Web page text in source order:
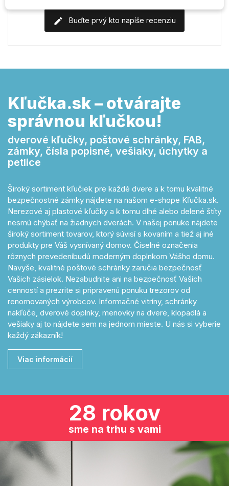
Buďte prvý kto napíše recenziu
Kľučka.sk – otvárajte
správnou kľučkou!
dverové kľučky, poštové schránky, FAB,
zámky, čísla popisné, vešiaky, úchytky a
petlice
Široký sortiment kľučiek pre každé dvere a k tomu kvalitné
bezpečnostné zámky nájdete na našom e-shope Kľučka.sk.
Nerezové aj plastové kľučky a k tomu dlhé alebo delené štíty
nesmú chýbať na žiadnych dverách. V našej ponuke nájdete
široký sortiment tovarov, ktorý súvisí s kovaním a tiež aj iné
produkty pre Váš vysnívaný domov. Číselné označenia
rôznych prevedeníbudú moderným doplnkom Vášho domu.
Navyše, kvalitné poštové schránky zaručia bezpečnosť
Vašich zásielok. Nezabudnite ani na bezpečnosť Vašich
cenností a prezrite si pripravenú ponuku trezorov od
renomovaných výrobcov. Informačné vitríny, schránky
nakľúče, dverové doplnky, menovky na dvere, klopadlá a
vešiaky aj to nájdete sem na jednom mieste. U nás si vyberie
každý zákazník!
Viac informácií
28 rokov
sme na trhu s vami